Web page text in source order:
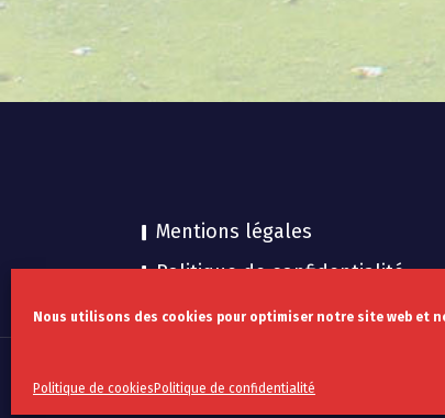
Nous utilisons des cookies pour optimiser notre site web et
Politique de cookies Politique de confidentialité
Mentions légales
Politique de confidentialité